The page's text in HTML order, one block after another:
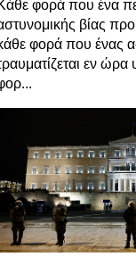
φορά που ένα
βίας
φορά που ένας
εν